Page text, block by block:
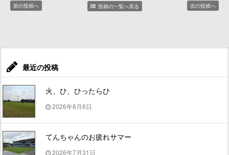
前の投稿へ 投稿の一覧へ戻る 次の投稿へ
最近の投稿
火、ひ、ひったらひ
2026年8月6日
てんちゃんのお疲れサマー
2026年7月31日